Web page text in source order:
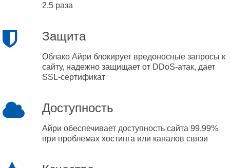
2,5 раза
Защита
Облако Айри блокирует вредоносные запросы к
сайту, надежно защищает от DDoS-атак, дает
SSL-сертификат
Доступность
Айри обеспечивает доступность сайта 99,99%
при проблемах хостинга или каналов связи